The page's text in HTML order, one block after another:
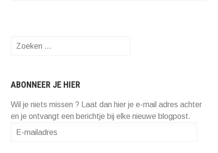
Zoeken
ABONNEER JE HIER
Wil je niets missen ? Laat dan hier je e-mail adres achter
en je ontvangt een berichtje bij elke nieuwe blogpost.
E-